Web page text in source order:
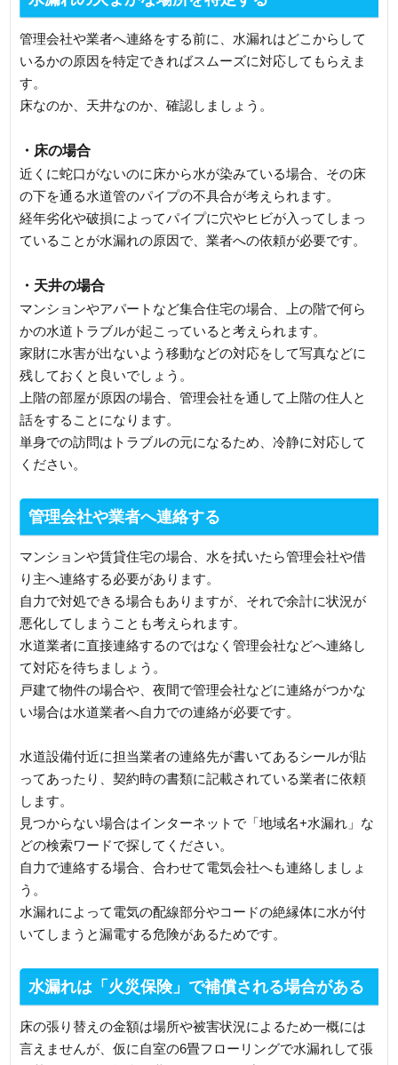
管理会社や業者へ連絡をする前に、水漏れはどこからして
いるかの原因を特定できればスムーズに対応してもらえま
す。
床なのか、天井なのか、確認しましょう。
・床の場合
近くに蛇口がないのに床から水が染みている場合、その床
の下を通る水道管のパイプの不具合が考えられます。
経年劣化や破損によってパイプに穴やヒビが入ってしまっ
ていることが水漏れの原因で、業者への依頼が必要です。
・天井の場合
マンションやアパートなど集合住宅の場合、上の階で何ら
かの水道トラブルが起こっていると考えられます。
家財に水害が出ないよう移動などの対応をして写真などに
残しておくと良いでしょう。
上階の部屋が原因の場合、管理会社を通して上階の住人と
話をすることになります。
単身での訪問はトラブルの元になるため、冷静に対応して
ください。
管理会社や業者へ連絡する
マンションや賃貸住宅の場合、水を拭いたら管理会社や借
り主へ連絡する必要があります。
自力で対処できる場合もありますが、それで余計に状況が
悪化してしまうことも考えられます。
水道業者に直接連絡するのではなく管理会社などへ連絡し
て対応を待ちましょう。
戸建て物件の場合や、夜間で管理会社などに連絡がつかな
い場合は水道業者へ自力での連絡が必要です。
水道設備付近に担当業者の連絡先が書いてあるシールが貼
ってあったり、契約時の書類に記載されている業者に依頼
します。
見つからない場合はインターネットで「地域名+水漏れ」な
どの検索ワードで探してください。
自力で連絡する場合、合わせて電気会社へも連絡しましょ
う。
水漏れによって電気の配線部分やコードの絶縁体に水が付
いてしまうと漏電する危険があるためです。
水漏れは「火災保険」で補償される場合がある
床の張り替えの金額は場所や被害状況によるため一概には
言えませんが、仮に自室の6畳フローリングで水漏れして張